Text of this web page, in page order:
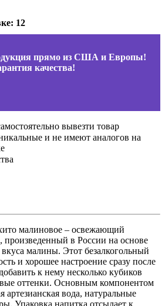
12
прямо из США и Европы!
качества!
вывезти товар
и не имеют аналогов на
малиновое – освежающий
произведенный в России на основе
малины. Этот безалкогольный
и хорошее настроение сразу после
к нему несколько кубиков
оттенки. Основным компонентом
артезианская вода, натуральные
Упаковка напитка отсылает к